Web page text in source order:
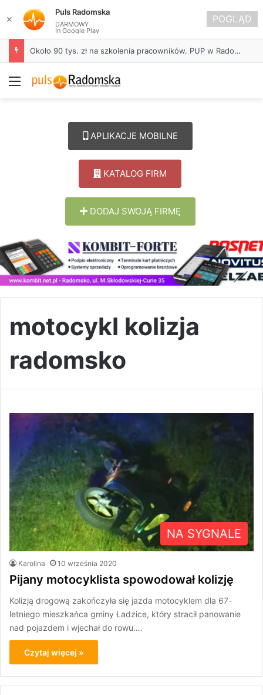
Około 90 tys. zł na szkolenia pracowników. PUP w Radomsku ogłasza nabór wniosków
Menu
APLIKACJE MOBILNE
KATALOG FIRM
DODAJ SWOJĄ FIRMĘ
motocykl kolizja
radomsko
NA SYGNALE
Karolina 10 września 2020
Pijany motocyklista spowodował kolizję
Kolizją drogową zakończyła się jazda motocyklem dla 67-
letniego mieszkańca gminy Ładzice, który stracił panowanie
nad pojazdem i wjechał do rowu.…
Czytaj więcej »
✕
Puls Radomska
DARMOWY
In Google Play
POGLĄD